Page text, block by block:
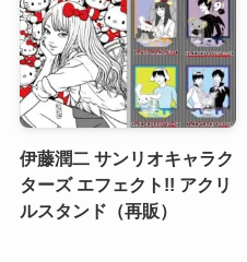
伊藤潤二 サンリオキャラク
ターズ エフェクト!! アクリ
ルスタンド（再販）